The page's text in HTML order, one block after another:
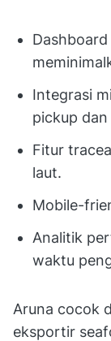
Integrasi
pickup
Fitur
laut.
Mobile-
Analitik
waktu
Aruna cocok
eksportir